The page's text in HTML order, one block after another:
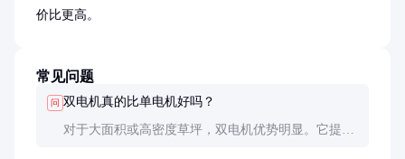
价比更高。
常见问题
问 双电机真的比单电机好吗？
对于大面积或高密度草坪，双电机优势明显。它提供